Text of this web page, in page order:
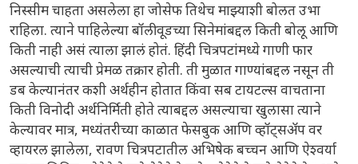
निस्सीम चाहता असलेला हा जोसेफ तिथेच माझ्याशी बोलत उभा
राहिला. त्याने पाहिलेल्या बॉलीवूडच्या सिनेमांबद्दल किती बोलू आणि
किती नाही असं त्याला झालं होतं. हिंदी चित्रपटांमध्ये गाणी फार
असल्याची त्याची प्रेमळ तक्रार होती. ती मुळात गाण्यांबद्दल नसून ती
डब केल्यानंतर कशी अर्थहीन होतात किंवा सब टायटल्स वाचताना
किती विनोदी अर्थनिर्मिती होते त्याबद्दल असल्याचा खुलासा त्याने
केल्यावर मात्र, मध्यंतरीच्या काळात फेसबुक आणि व्हॉट्सॲप वर
व्हायरल झालेला, रावण चित्रपटातील अभिषेक बच्चन आणि ऐश्वर्या